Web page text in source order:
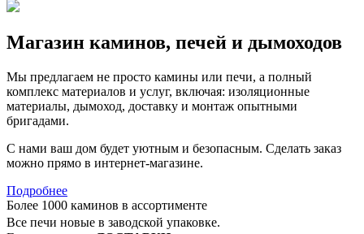
Магазин каминов, печей и дымоходов
Мы предлагаем не просто камины или печи, а полный
комплекс материалов и услуг, включая: изоляционные
материалы, дымоход, доставку и монтаж опытными
бригадами.
С нами ваш дом будет уютным и безопасным. Сделать заказ
можно прямо в интернет-магазине.
Подробнее
Более 1000 каминов в ассортименте
Все печи новые в заводской упаковке.